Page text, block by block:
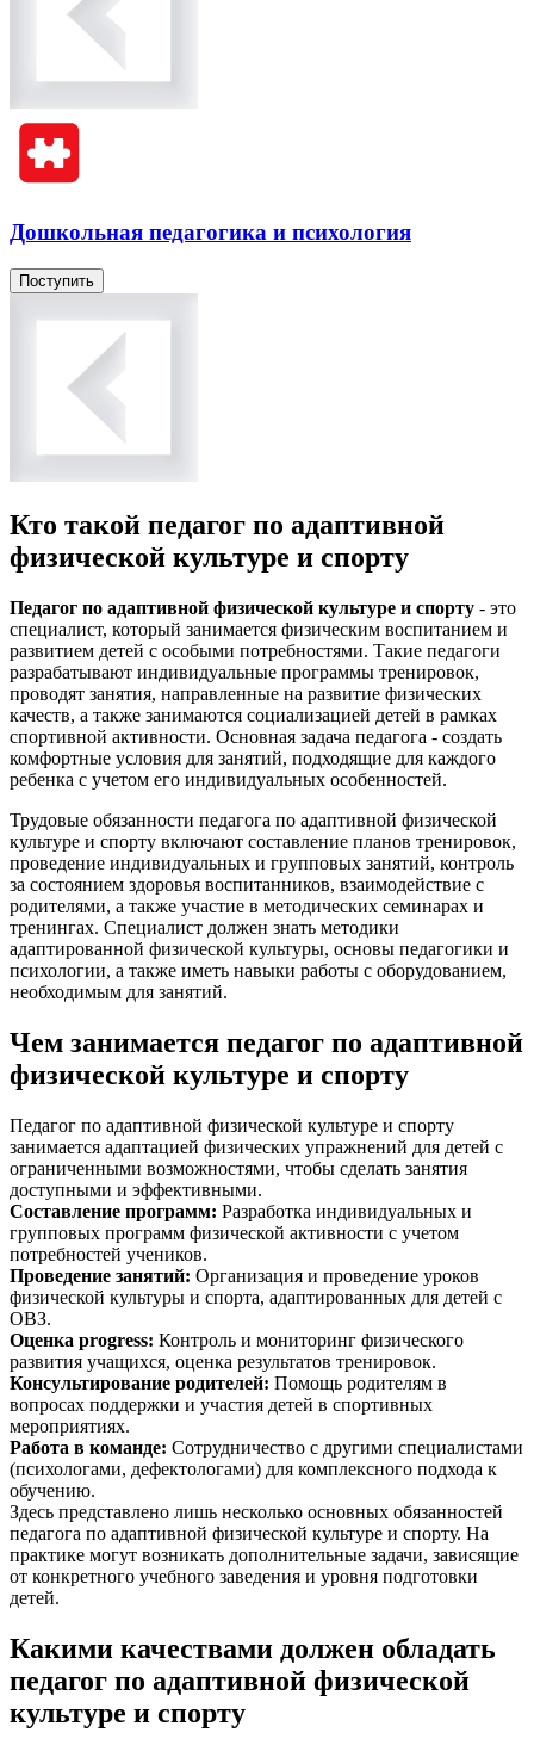
Дошкольная педагогика и психология
Поступить
Кто такой педагог по адаптивной
физической культуре и спорту
Педагог по адаптивной физической культуре и спорту - это
специалист, который занимается физическим воспитанием и
развитием детей с особыми потребностями. Такие педагоги
разрабатывают индивидуальные программы тренировок,
проводят занятия, направленные на развитие физических
качеств, а также занимаются социализацией детей в рамках
спортивной активности. Основная задача педагога - создать
комфортные условия для занятий, подходящие для каждого
ребенка с учетом его индивидуальных особенностей.
Трудовые обязанности педагога по адаптивной физической
культуре и спорту включают составление планов тренировок,
проведение индивидуальных и групповых занятий, контроль
за состоянием здоровья воспитанников, взаимодействие с
родителями, а также участие в методических семинарах и
тренингах. Специалист должен знать методики
адаптированной физической культуры, основы педагогики и
психологии, а также иметь навыки работы с оборудованием,
необходимым для занятий.
Чем занимается педагог по адаптивной
физической культуре и спорту
Педагог по адаптивной физической культуре и спорту
занимается адаптацией физических упражнений для детей с
ограниченными возможностями, чтобы сделать занятия
доступными и эффективными.
Составление программ: Разработка индивидуальных и
групповых программ физической активности с учетом
потребностей учеников.
Проведение занятий: Организация и проведение уроков
физической культуры и спорта, адаптированных для детей с
ОВЗ.
Оценка progress: Контроль и мониторинг физического
развития учащихся, оценка результатов тренировок.
Консультирование родителей: Помощь родителям в
вопросах поддержки и участия детей в спортивных
мероприятиях.
Работа в команде: Сотрудничество с другими специалистами
(психологами, дефектологами) для комплексного подхода к
обучению.
Здесь представлено лишь несколько основных обязанностей
педагога по адаптивной физической культуре и спорту. На
практике могут возникать дополнительные задачи, зависящие
от конкретного учебного заведения и уровня подготовки
детей.
Какими качествами должен обладать
педагог по адаптивной физической
культуре и спорту